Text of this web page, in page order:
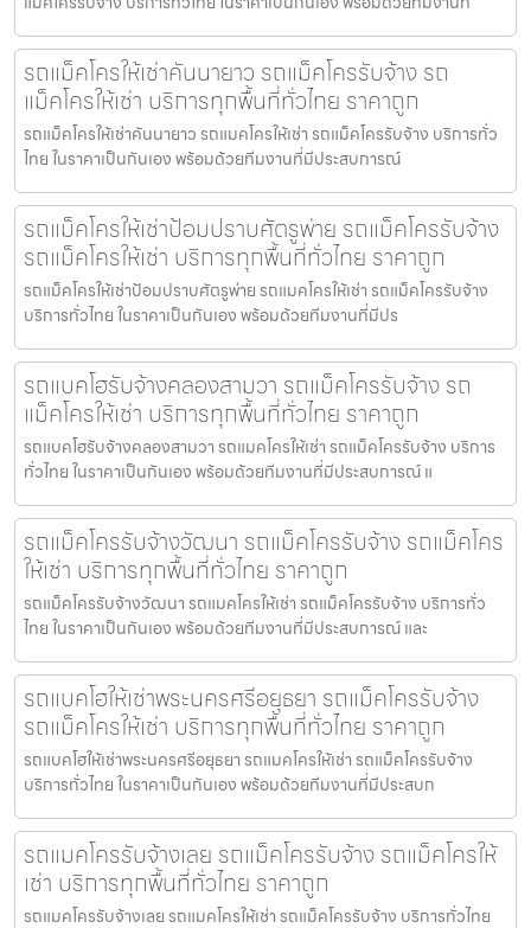
รถแม็คโครให้เช่าคันนายาว รถแม็คโครรับจ้าง รถ
แม็คโครให้เช่า บริการทุกพื้นที่ทั่วไทย ราคาถูก
รถแม็คโครให้เช่าคันนายาว รถแมคโครให้เช่า รถแม็คโครรับจ้าง บริการทั่ว
ไทย ในราคาเป็นกันเอง พร้อมด้วยทีมงานที่มีประสบการณ์
รถแม็คโครให้เช่าป้อมปราบศัตรูพ่าย รถแม็คโครรับจ้าง
รถแม็คโครให้เช่า บริการทุกพื้นที่ทั่วไทย ราคาถูก
รถแม็คโครให้เช่าป้อมปราบศัตรูพ่าย รถแมคโครให้เช่า รถแม็คโครรับจ้าง
บริการทั่วไทย ในราคาเป็นกันเอง พร้อมด้วยทีมงานที่มีปร
รถแบคโฮรับจ้างคลองสามวา รถแม็คโครรับจ้าง รถ
แม็คโครให้เช่า บริการทุกพื้นที่ทั่วไทย ราคาถูก
รถแบคโฮรับจ้างคลองสามวา รถแมคโครให้เช่า รถแม็คโครรับจ้าง บริการ
ทั่วไทย ในราคาเป็นกันเอง พร้อมด้วยทีมงานที่มีประสบการณ์ แ
รถแม็คโครรับจ้างวัฒนา รถแม็คโครรับจ้าง รถแม็คโคร
ให้เช่า บริการทุกพื้นที่ทั่วไทย ราคาถูก
รถแม็คโครรับจ้างวัฒนา รถแมคโครให้เช่า รถแม็คโครรับจ้าง บริการทั่ว
ไทย ในราคาเป็นกันเอง พร้อมด้วยทีมงานที่มีประสบการณ์ และ
รถแบคโฮให้เช่าพระนครศรีอยุธยา รถแม็คโครรับจ้าง
รถแม็คโครให้เช่า บริการทุกพื้นที่ทั่วไทย ราคาถูก
รถแบคโฮให้เช่าพระนครศรีอยุธยา รถแมคโครให้เช่า รถแม็คโครรับจ้าง
บริการทั่วไทย ในราคาเป็นกันเอง พร้อมด้วยทีมงานที่มีประสบก
รถแมคโครรับจ้างเลย รถแม็คโครรับจ้าง รถแม็คโครให้
เช่า บริการทุกพื้นที่ทั่วไทย ราคาถูก
รถแมคโครรับจ้างเลย รถแมคโครให้เช่า รถแม็คโครรับจ้าง บริการทั่วไทย